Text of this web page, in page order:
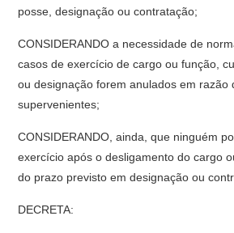
posse, designação ou contratação;
CONSIDERANDO a necessidade de
casos de exercício de cargo ou função,
ou designação forem anulados em razão
supervenientes;
CONSIDERANDO, ainda, que ninguém
exercício após o desligamento do cargo
do prazo previsto em designação ou
DECRETA: